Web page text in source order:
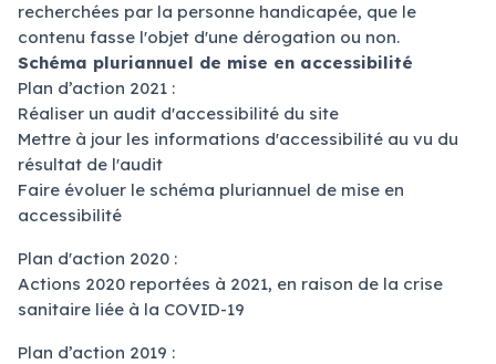
recherchées par la personne handicapée, que le
contenu fasse l'objet d'une dérogation ou non.
Schéma pluriannuel de mise en accessibilité
Plan d’action 2021 :
Réaliser un audit d'accessibilité du site
Mettre à jour les informations d'accessibilité au vu du
résultat de l'audit
Faire évoluer le schéma pluriannuel de mise en
accessibilité
Plan d'action 2020 :
Actions 2020 reportées à 2021, en raison de la crise
sanitaire liée à la COVID-19
Plan d’action 2019 :